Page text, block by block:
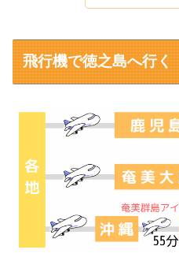
飛行機で徳之島へ行く